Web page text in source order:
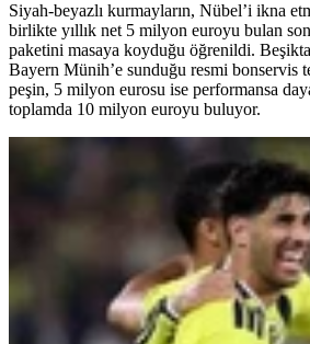
Siyah-beyazlı kurmayların, Nübel’i ikna
birlikte yıllık net 5 milyon euroyu bulan
paketini masaya koyduğu öğrenildi.
Bayern Münih’e sunduğu resmi bonservis
peşin, 5 milyon eurosu ise performansa
toplamda 10 milyon euroyu buluyor.